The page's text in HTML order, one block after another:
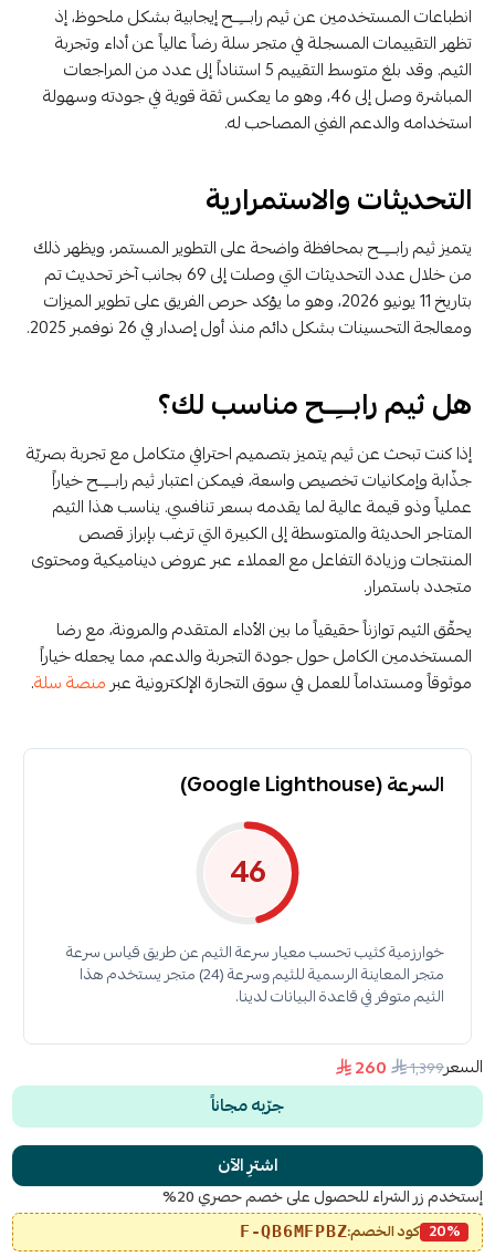
السعر1٬399
260
جرّبه مجاناً
اشترِ الآن
إستخدم زر الشراء للحصول على خصم حصري 20%
20% كود الخصم:F-QB6MFPBZ
انطباعات المستخدمين عن ثيم رابـــِــح إيجابية بشكل ملحوظ، إذ
تظهر التقييمات المسجلة في متجر سلة رضاً عالياً عن أداء وتجربة
الثيم. وقد بلغ متوسط التقييم 5 استناداً إلى عدد من المراجعات
المباشرة وصل إلى 46، وهو ما يعكس ثقة قوية في جودته وسهولة
استخدامه والدعم الفني المصاحب له.
التحديثات والاستمرارية
يتميز ثيم رابـــِــح بمحافظة واضحة على التطوير المستمر، ويظهر ذلك
من خلال عدد التحديثات التي وصلت إلى 69 بجانب آخر تحديث تم
بتاريخ 11 يونيو 2026، وهو ما يؤكد حرص الفريق على تطوير الميزات
ومعالجة التحسينات بشكل دائم منذ أول إصدار في 26 نوفمبر 2025.
هل ثيم رابـــِــح مناسب لك؟
إذا كنت تبحث عن ثيم يتميز بتصميم احترافي متكامل مع تجربة بصريّة
جذّابة وإمكانيات تخصيص واسعة، فيمكن اعتبار ثيم رابـــِــح خياراً
عملياً وذو قيمة عالية لما يقدمه بسعر تنافسي. يناسب هذا الثيم
المتاجر الحديثة والمتوسطة إلى الكبيرة التي ترغب بإبراز قصص
المنتجات وزيادة التفاعل مع العملاء عبر عروض ديناميكية ومحتوى
متجدد باستمرار.
يحقّق الثيم توازناً حقيقياً ما بين الأداء المتقدم والمرونة، مع رضا
المستخدمين الكامل حول جودة التجربة والدعم، مما يجعله خياراً
موثوقاً ومستداماً للعمل في سوق التجارة الإلكترونية عبرمنصة سلة.
السرعة (Google Lighthouse)
46
خوارزمية كثيب تحسب معيار سرعة الثيم عن طريق قياس سرعة
متجر المعاينة الرسمية للثيم وسرعة (24) متجر يستخدم هذا
الثيم متوفر في قاعدة البيانات لدينا.